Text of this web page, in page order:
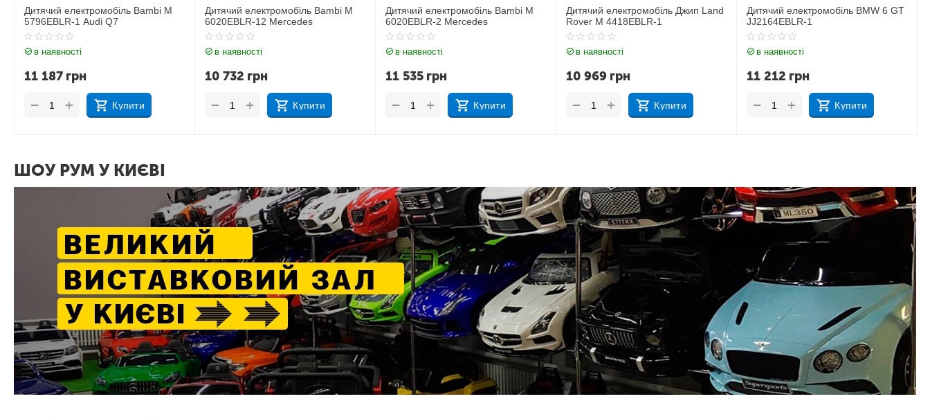
Дитячий електромобіль Bambi M
6020EBLR-12 Mercedes
в наявності
10 732 грн
Купити
+
−
Дитячий електромобіль Bambi M
6020EBLR-2 Mercedes
в наявності
11 535 грн
Купити
+
−
Дитячий електромобіль Джип Land
Rover M 4418EBLR-1
в наявності
10 969 грн
Купити
+
−
Дитячий електромобіль BMW 6 GT
JJ2164EBLR-1
в наявності
11 212 грн
Купити
+
−
Дитячий електромобіль Джип BMW
X6M JJ2199EBLR-1
в наявності
17 183 грн
Купити
+
−
ШОУ РУМ У КИЄВІ